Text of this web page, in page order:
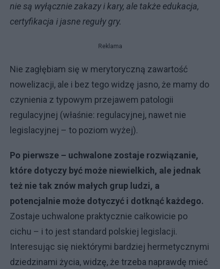
nie są wyłącznie zakazy i kary, ale także edukacja,
certyfikacja i jasne reguły gry.
Reklama
Nie zagłębiam się w merytoryczną zawartość
nowelizacji, ale i bez tego widzę jasno, że mamy do
czynienia z typowym przejawem patologii
regulacyjnej (właśnie: regulacyjnej, nawet nie
legislacyjnej – to poziom wyżej).
Po pierwsze – uchwalone zostaje rozwiązanie,
które dotyczy być może niewielkich, ale jednak
też nie tak znów małych grup ludzi, a
potencjalnie może dotyczyć i dotknąć każdego.
Zostaje uchwalone praktycznie całkowicie po
cichu – i to jest standard polskiej legislacji.
Interesując się niektórymi bardziej hermetycznymi
dziedzinami życia, widzę, że trzeba naprawdę mieć